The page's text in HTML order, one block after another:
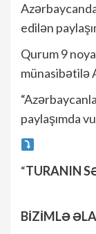
edilən
Qurum 9
münasibətilə
paylaşımda
“TURANIN
BİZİMLƏ